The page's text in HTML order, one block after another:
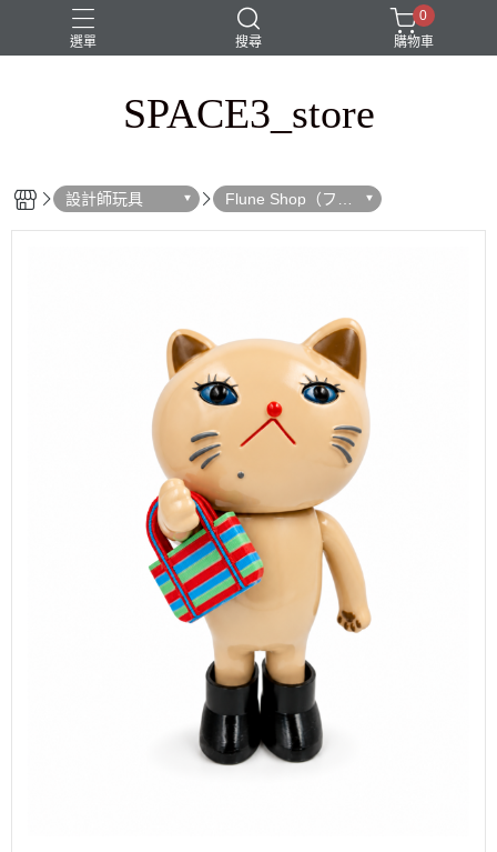
選單 搜尋
0
購物車
SPACE3_store
設計師玩具
Flune Shop（フル
ネ）｜（＠flune_s
hop)